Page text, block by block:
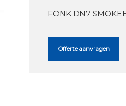
FONK DN7
Offerte aanvragen